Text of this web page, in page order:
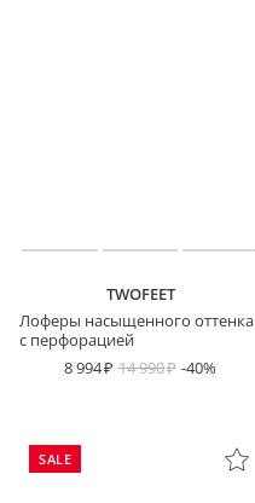
TWOFEET
Лоферы насыщенного оттенка
с перфорацией
8 994
14 990 -40%
SALE